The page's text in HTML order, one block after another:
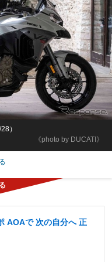
《photo by DUCATI》
）
AOAで 次の自分へ 正